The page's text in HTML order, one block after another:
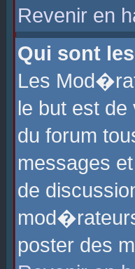
Revenir en
Qui sont
Les
le but est
du forum
messages
de
poster des